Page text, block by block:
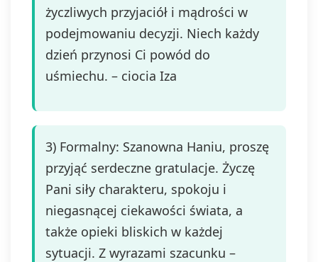
życzliwych przyjaciół i mądrości w
podejmowaniu decyzji. Niech każdy
dzień przynosi Ci powód do
uśmiechu. – ciocia Iza
3) Formalny: Szanowna Haniu, proszę
przyjąć serdeczne gratulacje. Życzę
Pani siły charakteru, spokoju i
niegasnącej ciekawości świata, a
także opieki bliskich w każdej
sytuacji. Z wyrazami szacunku –